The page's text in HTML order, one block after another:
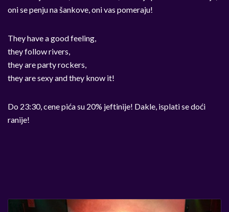
oni se penju na šankove, oni vas pomeraju!
They have a good feeling,
they follow rivers,
they are party rockers,
they are sexy and they know it!
Do 23:30, cene pića su 20% jeftinije! Dakle, isplati se doći
ranije!